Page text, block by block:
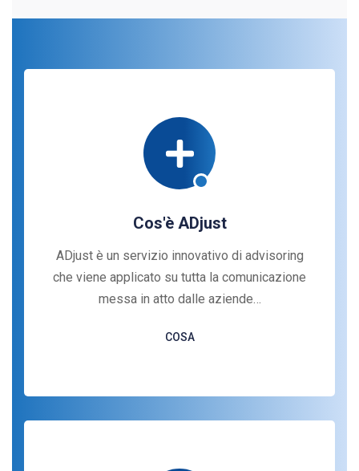
Cos'è ADjust
ADjust è un servizio innovativo di advisoring
che viene applicato su tutta la comunicazione
messa in atto dalle aziende…
COSA